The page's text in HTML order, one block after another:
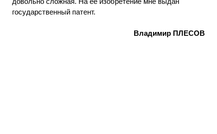
государственный патент.
Владимир ПЛЕСОВ